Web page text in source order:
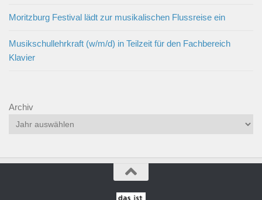
Moritzburg Festival lädt zur musikalischen Flussreise ein
Musikschullehrkraft (w/m/d) in Teilzeit für den Fachbereich
Klavier
Archiv